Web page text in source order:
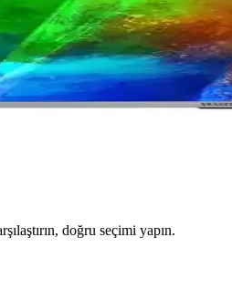
doğru seçimi yapın.